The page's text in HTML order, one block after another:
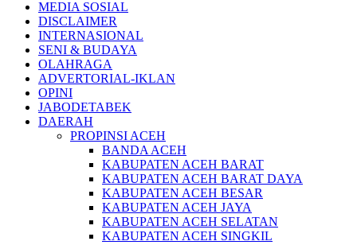
MEDIA SOSIAL
DISCLAIMER
INTERNASIONAL
SENI & BUDAYA
OLAHRAGA
ADVERTORIAL-IKLAN
OPINI
JABODETABEK
DAERAH
PROPINSI ACEH
BANDA ACEH
KABUPATEN ACEH BARAT
KABUPATEN ACEH BARAT DAYA
KABUPATEN ACEH BESAR
KABUPATEN ACEH JAYA
KABUPATEN ACEH SELATAN
KABUPATEN ACEH SINGKIL